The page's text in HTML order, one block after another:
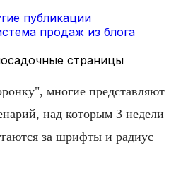
публикации
продаж из блога
страницы
многие представляют
над которым 3 недели
за шрифты и радиус